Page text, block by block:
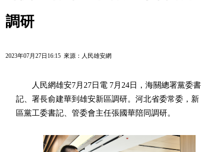
調研
2023年07月27日16:15 來源： 人民雄安網
人民網雄安7月27日電 7月24日，海關總署黨委書
記、署長俞建華到雄安新區調研。河北省委常委，新
區黨工委書記、管委會主任張國華陪同調研。